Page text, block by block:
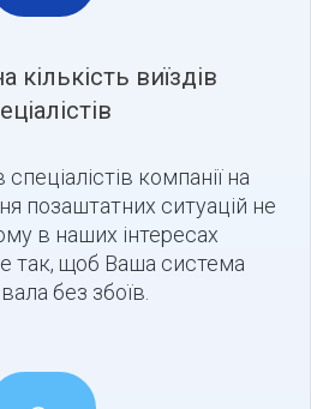
виїздів
спеціалістів компанії на
позаштатних ситуацій не
в наших інтересах
так, щоб Ваша система
без збоїв.